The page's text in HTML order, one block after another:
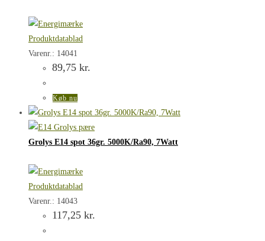
Produktdatablad
Varenr.: 14041
89,75 kr.
Køb nu
Grolys E14 spot 36gr. 5000K/Ra90, 7Watt
Produktdatablad
Varenr.: 14043
117,25 kr.